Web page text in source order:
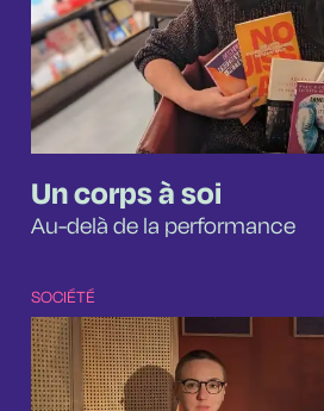
Un corps à soi
Au-delà de la performance
SOCIÉTÉ